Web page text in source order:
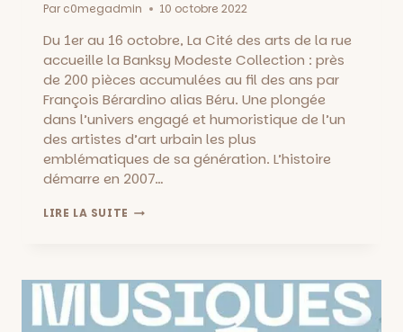
Par c0megadmin 10 octobre 2022
Du 1er au 16 octobre, La Cité des arts de la rue
accueille la Banksy Modeste Collection : près
de 200 pièces accumulées au fil des ans par
François Bérardino alias Béru. Une plongée
dans l’univers engagé et humoristique de l’un
des artistes d’art urbain les plus
emblématiques de sa génération. L’histoire
démarre en 2007…
LIRE LA SUITE BANKSY
STREET-
ART
À